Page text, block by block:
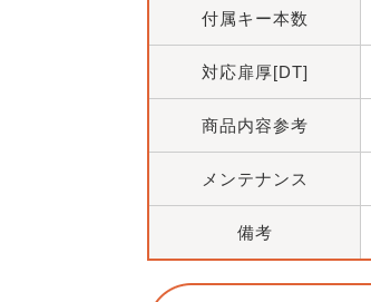
付属キー本数
対応扉厚[DT]
商品内容参考
メンテナンス
備考